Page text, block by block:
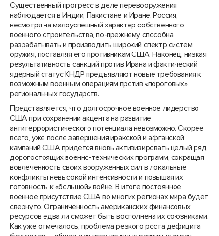
Существенный прогресс в деле перевооружения
наблюдается в Индии, Пакистане и Иране. Россия,
несмотря на малоуспешный характер собственного
военного строительства, по-прежнему способна
разрабатывать и производить широкий спектр систем
оружия, поставляя его противникам США. Наконец, низкая
результативность санкций против Ирана и фактический
ядерный статус КНДР предъявляют новые требования к
возможным военным операциям против «пороговых»
региональных государств.
Представляется, что долгосрочное военное лидерство
США при сохранении акцента на развитие
антитеррористического потенциала невозможно. Скорее
всего, уже после завершения иракской и афганской
кампаний США придется вновь активизировать целый ряд
дорогостоящих военно-технических программ, сокращая
вовлеченность своих вооруженных сил в локальные
конфликты невысокой интенсивности и повышая их
готовность к «большой» войне. В итоге постоянное
военное присутствие США во многих регионах мира будет
свернуто. Ограниченность американских финансовых
ресурсов едва ли сможет быть восполнена их союзниками.
Как уже отмечалось, проблема резкого роста дефицита